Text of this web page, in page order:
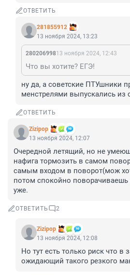
ОТВЕТИТЬ
281855912
13 ноября 2024, 13:23
28020699813 ноября 2024, 12:43
Что вы хотите? ЕГЭ!
ну да, а советские ПТУшники
менстрелями выпускались из
ОТВЕТИТЬ
Zizipop
13 ноября 2024, 12:07
Очередной летящий, но не
нафига тормозить в самом
самым входом в поворот(мож
потом спокойно поворачиваешь
уже.
ОТВЕТИТЬ 2
Zizipop
13 ноября 2024, 12:08
Но тут есть только риск что в
ожидающий такого резкого